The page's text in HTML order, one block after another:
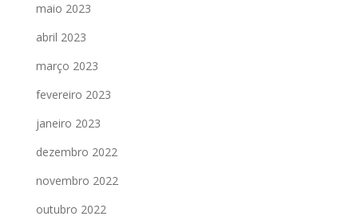
maio 2023
abril 2023
março 2023
fevereiro 2023
janeiro 2023
dezembro 2022
novembro 2022
outubro 2022